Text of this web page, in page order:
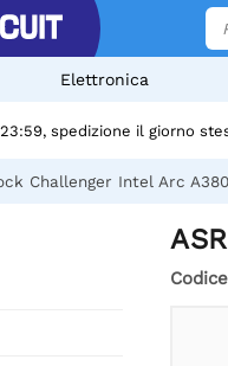
Elettronica
spedizione il giorno
Challenger Intel Arc